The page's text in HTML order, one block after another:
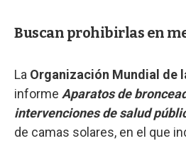
Buscan prohibirlas en
La Organización Mundial de
informe Aparatos de
intervenciones de salud
de camas solares, en el que